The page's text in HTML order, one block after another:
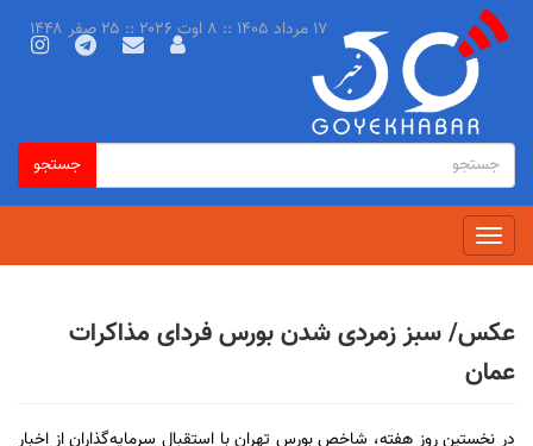
فرم
جستجو
جستجو
جستجو
Toggle
navigation
۱۷ مرداد ۱۴۰۵ :: ۸ اوت ۲۰۲۶ :: ۲۵ صفر ۱۴۴۸
عکس/ سبز زمردی شدن بورس فردای مذاکرات
عمان
در نخستین روز هفته، شاخص بورس تهران با استقبال سرمایه‌گذاران از اخبار